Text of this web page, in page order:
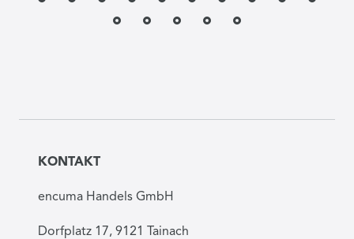
KONTAKT
encuma Handels GmbH
Dorfplatz 17, 9121 Tainach